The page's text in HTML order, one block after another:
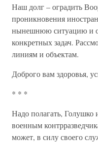
Наш долг – оградить
проникновения
нынешнюю ситуацию и
конкретных задач.
линиям и объектам.
Доброго вам здоровья,
* * *
Надо полагать, Голушко
военным
может, в силу своего